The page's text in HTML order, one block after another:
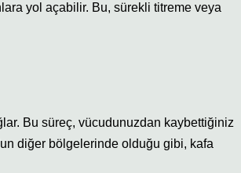
yol açabilir. Bu, sürekli titreme veya
Bu süreç, vücudunuzdan kaybettiğiniz
diğer bölgelerinde olduğu gibi, kafa